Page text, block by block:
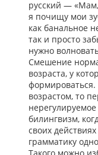
русский —
я почищу мои
как банальное
так и просто
нужно
Смешение
возраста, у
формироваться.
возрастом, то
билингвизм,
своих
грамматику